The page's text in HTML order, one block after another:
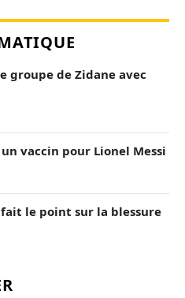
groupe de Zidane avec
vaccin pour Lionel Messi
le point sur la blessure